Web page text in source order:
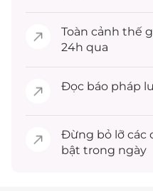
Toàn cảnh thế
24h qua
Đọc báo pháp
Đừng bỏ lỡ các
bật trong ngày